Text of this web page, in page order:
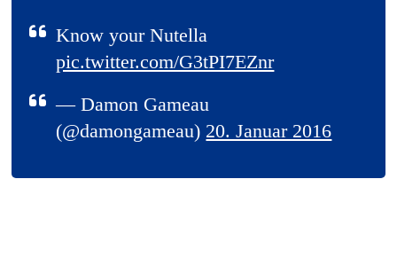
Know your Nutella
pic.twitter.com/G3tPI7EZnr
— Damon Gameau
(@damongameau) 20. Januar 2016